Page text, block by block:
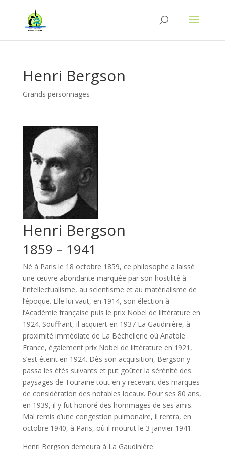
Henri Bergson
Grands personnages
Henri Bergson
1859 – 1941
Né à Paris le 18 octobre 1859, ce philosophe a laissé
une œuvre abondante marquée par son hostilité à
l’intellectualisme, au scientisme et au matérialisme de
l’époque. Elle lui vaut, en 1914, son élection à
l’Académie française puis le prix Nobel de littérature en
1924. Souffrant, il acquiert en 1937 La Gaudinière, à
proximité immédiate de La Béchellerie où Anatole
France, également prix Nobel de littérature en 1921,
s’est éteint en 1924. Dès son acquisition, Bergson y
passa les étés suivants et put goûter la sérénité des
paysages de Touraine tout en y recevant des marques
de considération des notables locaux. Pour ses 80 ans,
en 1939, il y fut honoré des hommages de ses amis.
Mal remis d’une congestion pulmonaire, il rentra, en
octobre 1940, à Paris, où il mourut le 3 janvier 1941.
Henri Bergson demeura à La Gaudinière